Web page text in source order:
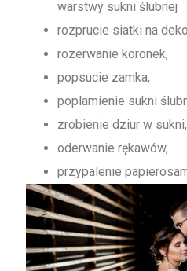
warstwy sukni ślubnej
rozprucie siatki na
rozerwanie koronek,
popsucie zamka,
poplamienie sukni
zrobienie dziur w sukni,
oderwanie rękawów,
przypalenie